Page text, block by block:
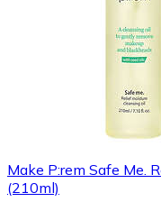
Make P:rem Safe Me.
(210ml)